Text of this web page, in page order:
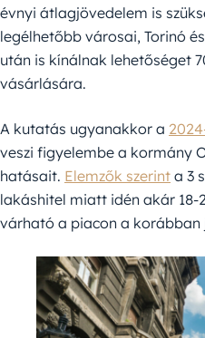
évnyi átlagjövedelem is
legélhetőbb városai, Torinó
után is kínálnak lehetőséget
vásárlására.
A kutatás ugyanakkor a
veszi figyelembe a kormány
hatásait. Elemzők szerint a 3
lakáshitel miatt idén akár 18-
várható a piacon a korábban